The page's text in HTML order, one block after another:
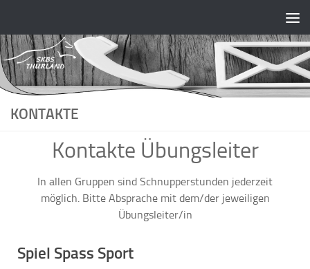
KONTAKTE
Kontakte Übungsleiter
In allen Gruppen sind Schnupperstunden jederzeit
möglich. Bitte Absprache mit dem/der jeweiligen
Übungsleiter/in
Spiel Spass Sport